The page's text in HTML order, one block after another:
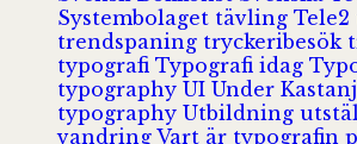
Systembolaget tävling Tele2
trendspaning tryckeribesök
typografi Typografi idag
typography UI Under
typography Utbildning
vandring Vart är typografin